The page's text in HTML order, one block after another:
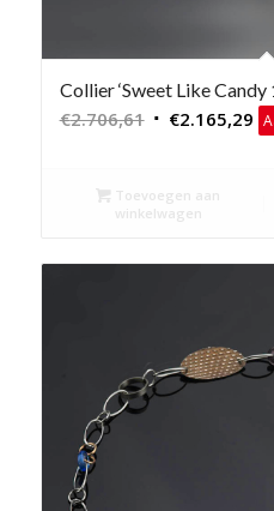
Collier ‘Sweet Like Candy
€2.706,61
€2.706,61.
€2.165,29
Toevoegen aan
winkelwagen